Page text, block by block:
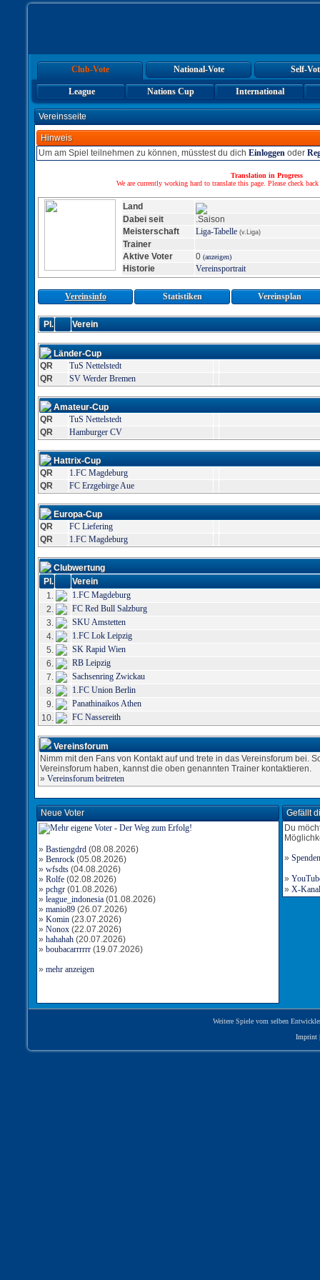
Club-Vote National-Vote Self-
League Nations Cup International
Vereinsseite
Hinweis
Um am Spiel teilnehmen zu können, müsstest du dich Einloggen oder
Translation in Progress
We are currently working hard to translate this page. Please check
Land
Dabei seit
.Saison
Meisterschaft
Liga-Tabelle (v.Liga)
Trainer
Aktive Voter
0 (anzeigen)
Historie Vereinsportrait
Vereinsinfo Statistiken Vereinsplan
Pl. Verein
Länder-Cup
QR
TuS Nettelstedt
QR
SV Werder Bremen
Amateur-Cup
QR
TuS Nettelstedt
QR
Hamburger CV
Hattrix-Cup
QR
1.FC Magdeburg
QR
FC Erzgebirge Aue
Europa-Cup
QR
FC Liefering
QR
1.FC Magdeburg
Clubwertung
Pl.
Verein
1.
1.FC Magdeburg
2.
FC Red Bull Salzburg
3.
SKU Amstetten
4.
1.FC Lok Leipzig
5.
SK Rapid Wien
6.
RB Leipzig
7.
Sachsenring Zwickau
8.
1.FC Union Berlin
9.
Panathinaikos Athen
10.
FC Nassereith
Vereinsforum
Nimm mit den Fans von Kontakt auf und trete in das Vereinsforum bei.
Vereinsforum haben, kannst die oben genannten Trainer kontaktieren.
» Vereinsforum beitreten
Neue Voter
» Bastiengdrd (08.08.2026)
» Benrock (05.08.2026)
» wfsdts (04.08.2026)
» Rolfe (02.08.2026)
» pchgr (01.08.2026)
» league_indonesia (01.08.2026)
» manio89 (26.07.2026)
» Komin (23.07.2026)
» Nonox (22.07.2026)
» hahahah (20.07.2026)
» boubacarrrrrr (19.07.2026)
» mehr anzeigen
Gefällt
Du
» Spenden
»
» X-
Weitere Spiele vom selben
Imprint